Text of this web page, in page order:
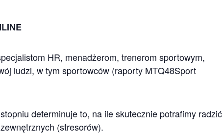
HR, menadżerom, trenerom sportowym,
ludzi, w tym sportowców (raporty MTQ48Sport
determinuje to, na ile skutecznie potrafimy radzić
(stresorów).